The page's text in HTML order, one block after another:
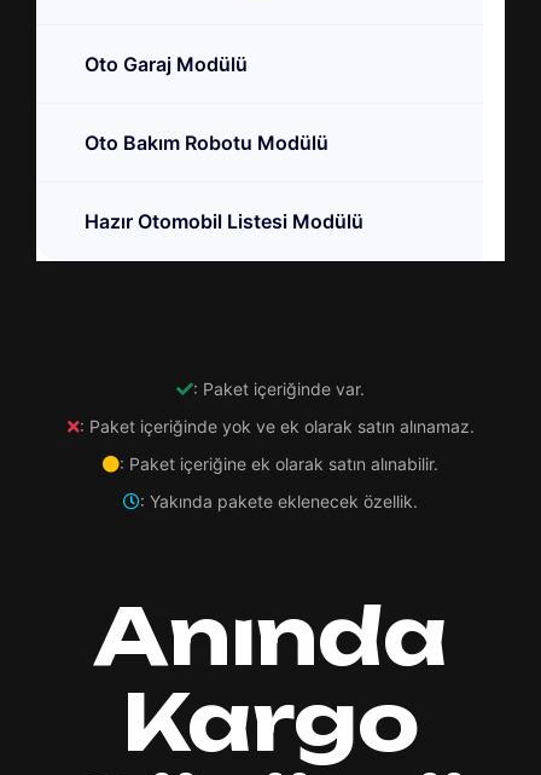
Oto Garaj Modülü
Oto Bakım Robotu Modülü
Hazır Otomobil Listesi Modülü
: Paket içeriğinde var.
: Paket içeriğinde yok ve ek olarak satın alınamaz.
: Paket içeriğine ek olarak satın alınabilir.
: Yakında pakete eklenecek özellik.
Anında
Kargo